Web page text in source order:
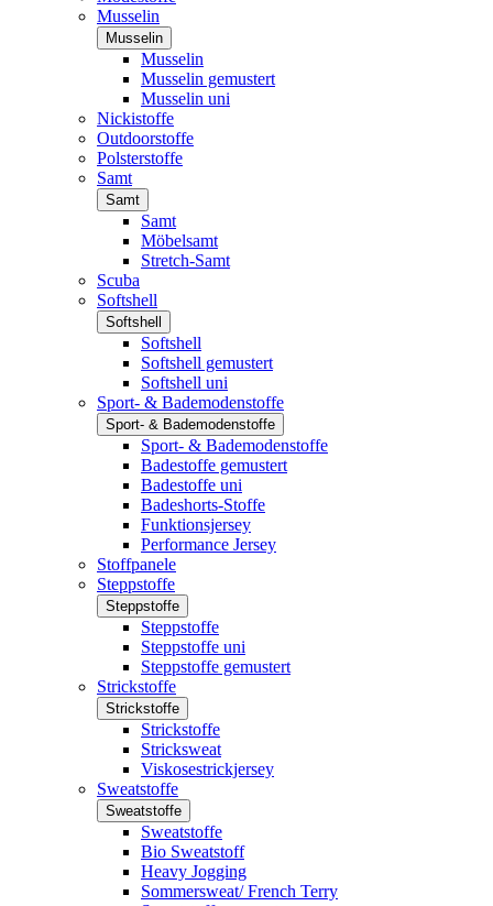
Musselin
Musselin
Musselin
Musselin gemustert
Musselin uni
Nickistoffe
Outdoorstoffe
Polsterstoffe
Samt
Samt
Samt
Möbelsamt
Stretch-Samt
Scuba
Softshell
Softshell
Softshell
Softshell gemustert
Softshell uni
Sport- & Bademodenstoffe
Sport- & Bademodenstoffe
Sport- & Bademodenstoffe
Badestoffe gemustert
Badestoffe uni
Badeshorts-Stoffe
Funktionsjersey
Performance Jersey
Stoffpanele
Steppstoffe
Steppstoffe
Steppstoffe
Steppstoffe uni
Steppstoffe gemustert
Strickstoffe
Strickstoffe
Strickstoffe
Stricksweat
Viskosestrickjersey
Sweatstoffe
Sweatstoffe
Sweatstoffe
Bio Sweatstoff
Heavy Jogging
Sommersweat/ French Terry